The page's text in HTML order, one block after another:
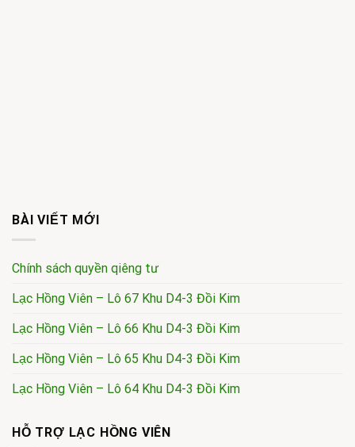
BÀI VIẾT MỚI
Chính sách quyền qiêng tư
Lạc Hồng Viên – Lô 67 Khu D4-3 Đồi Kim
Lạc Hồng Viên – Lô 66 Khu D4-3 Đồi Kim
Lạc Hồng Viên – Lô 65 Khu D4-3 Đồi Kim
Lạc Hồng Viên – Lô 64 Khu D4-3 Đồi Kim
HỖ TRỢ LẠC HỒNG VIÊN